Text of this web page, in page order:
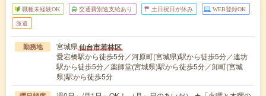
職種未経験OK 交通費別途支給あり 土日祝日が休み WEB登録OK
派遣
勤務地 宮城県仙台市若林区
愛宕橋駅から徒歩5分／河原町(宮城県)駅から徒歩5分／連坊
駅から徒歩5分／薬師堂(宮城県)駅から徒歩5分／卸町(宮城
県)駅から徒歩5分